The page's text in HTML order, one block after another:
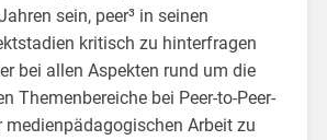
sein, peer³ in seinen
kritisch zu hinterfragen
bei allen Aspekten rund um die
Themenbereiche bei Peer-to-Peer-
medienpädagogischen Arbeit zu